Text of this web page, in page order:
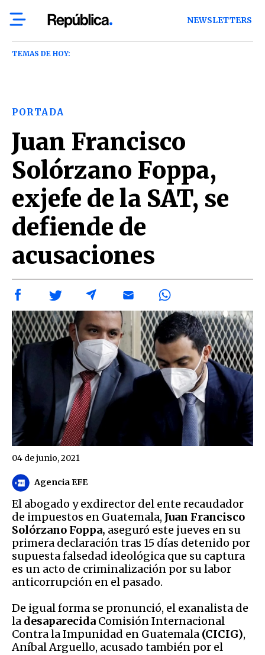
NEWSLETTERS
TEMAS DE HOY:
PORTADA
Juan Francisco
Solórzano Foppa,
exjefe de la SAT, se
defiende de
acusaciones
Agencia EFE
04 de junio, 2021
El abogado y exdirector del ente recaudador
de impuestos en Guatemala, Juan Francisco
Solórzano Foppa, aseguró este jueves en su
primera declaración tras 15 días detenido por
supuesta falsedad ideológica que su captura
es un acto de criminalización por su labor
anticorrupción en el pasado.
De igual forma se pronunció, el exanalista de
la desaparecida Comisión Internacional
Contra la Impunidad en Guatemala (CICIG),
Aníbal Arguello, acusado también por el